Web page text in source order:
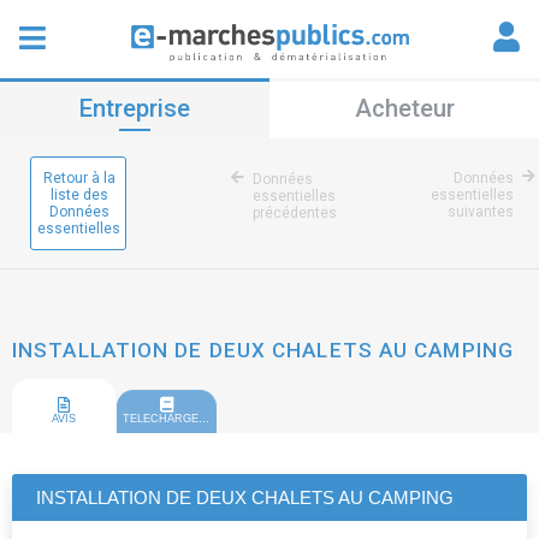
Entreprise Acheteur
Retour à la
liste des
Données
essentielles
Données
essentielles
précédentes
Données
essentielles
suivantes
INSTALLATION DE DEUX CHALETS AU CAMPING
AVIS TELECHARGEMENT
INSTALLATION DE DEUX CHALETS AU CAMPING